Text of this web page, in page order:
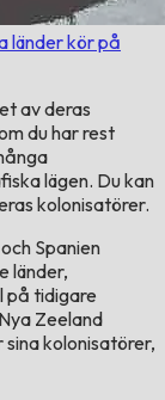
länder kör på
av deras
du har rest
lägen. Du kan
kolonisatörer.
Spanien
länder,
på tidigare
Zeeland
kolonisatörer,